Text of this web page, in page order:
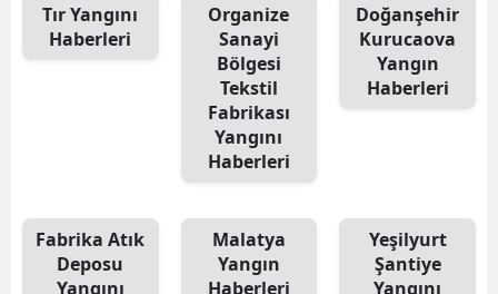
Tır Yangını
Haberleri
Organize
Sanayi
Bölgesi
Tekstil
Fabrikası
Yangını
Haberleri
Doğanşehir
Kurucaova
Yangın
Haberleri
Fabrika Atık
Deposu
Yangını
Malatya
Yangın
Haberleri
Yeşilyurt
Şantiye
Yangını